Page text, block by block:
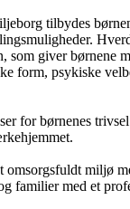
tilbydes
som giver børnene
form, psykiske
for børnenes
omsorgsfuldt miljø
familier med et